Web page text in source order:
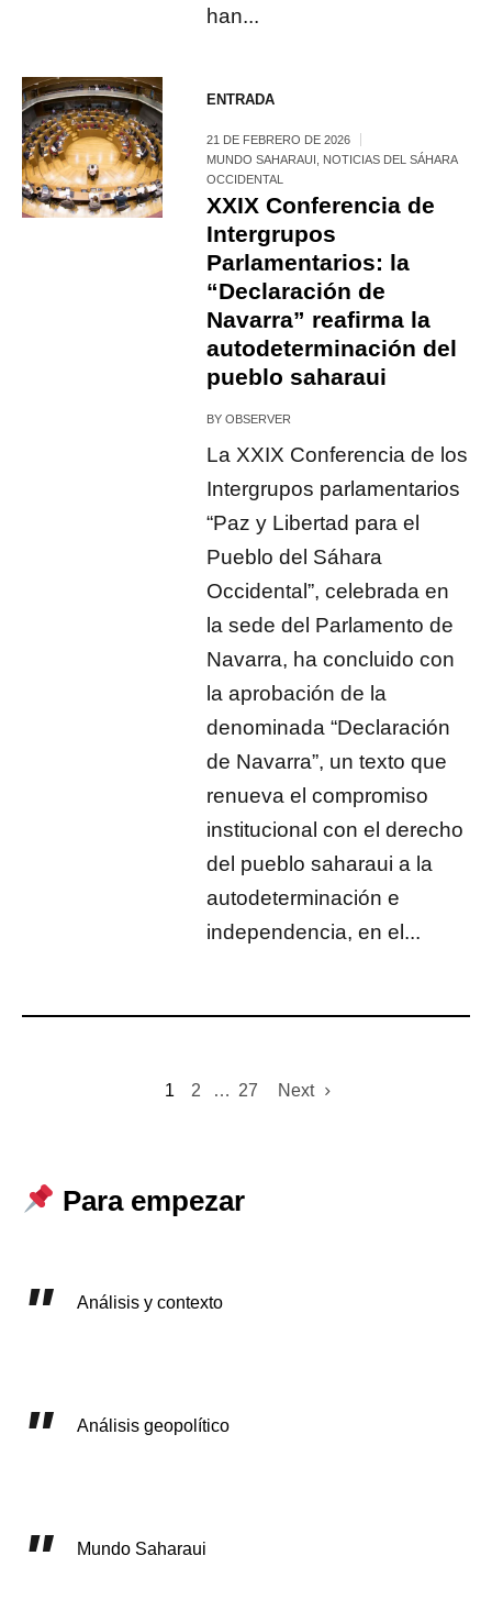
han...
ENTRADA
21 DE FEBRERO DE 2026
MUNDO SAHARAUI
NOTICIAS DEL SÁHARA
OCCIDENTAL
XXIX Conferencia de
Intergrupos
Parlamentarios: la
“Declaración de
Navarra” reafirma la
autodeterminación del
pueblo saharaui
BYOBSERVER
La XXIX Conferencia de los
Intergrupos parlamentarios
“Paz y Libertad para el
Pueblo del Sáhara
Occidental”, celebrada en
la sede del Parlamento de
Navarra, ha concluido con
la aprobación de la
denominada “Declaración
de Navarra”, un texto que
renueva el compromiso
institucional con el derecho
del pueblo saharaui a la
autodeterminación e
independencia, en el...
1 2 … 27 Next
Para empezar
Análisis y contexto
Análisis geopolítico
Mundo Saharaui